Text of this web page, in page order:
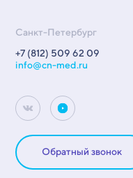
Санкт-Петербург
+7 (812) 509 62 09
info@cn-med.ru
Обратный звонок